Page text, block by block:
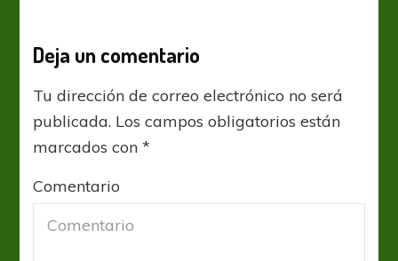
Deja un comentario
Tu dirección de correo electrónico no será
publicada. Los campos obligatorios están
marcados con*
Comentario